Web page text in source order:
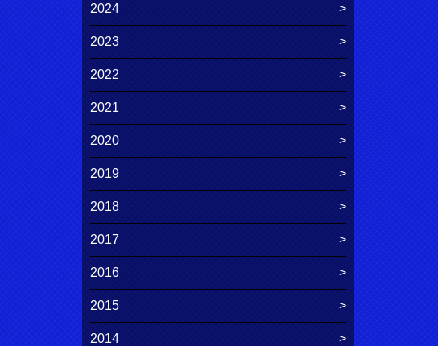
2024
2023
2022
2021
2020
2019
2018
2017
2016
2015
2014